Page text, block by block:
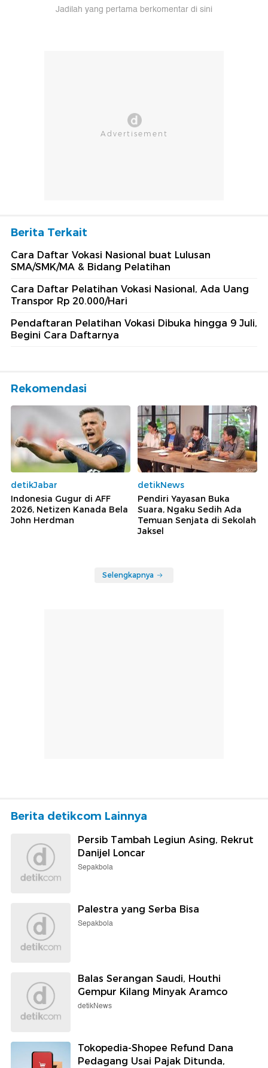
Jadilah yang pertama berkomentar di sini
Berita Terkait
Cara Daftar Vokasi Nasional buat Lulusan
SMA/SMK/MA & Bidang Pelatihan
Cara Daftar Pelatihan Vokasi Nasional, Ada Uang
Transpor Rp 20.000/Hari
Pendaftaran Pelatihan Vokasi Dibuka hingga 9 Juli,
Begini Cara Daftarnya
Rekomendasi
detikJabar
Indonesia Gugur di AFF
2026, Netizen Kanada Bela
John Herdman
detikNews
Pendiri Yayasan Buka
Suara, Ngaku Sedih Ada
Temuan Senjata di Sekolah
Jaksel
Selengkapnya
Berita detikcom Lainnya
Persib Tambah Legiun Asing, Rekrut
Danijel Loncar
Sepakbola
Palestra yang Serba Bisa
Sepakbola
Balas Serangan Saudi, Houthi
Gempur Kilang Minyak Aramco
detikNews
Tokopedia-Shopee Refund Dana
Pedagang Usai Pajak Ditunda,